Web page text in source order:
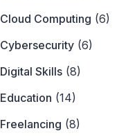
Cloud Computing (6)
Cybersecurity (6)
Digital Skills (8)
Education (14)
Freelancing (8)